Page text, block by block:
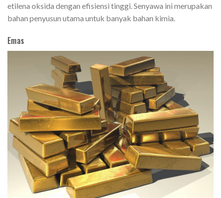
etilena oksida dengan efisiensi tinggi. Senyawa ini merupakan
bahan penyusun utama untuk banyak bahan kimia.
Emas